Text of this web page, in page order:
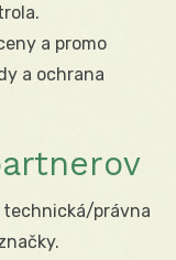
a promo
a ochrana
právna